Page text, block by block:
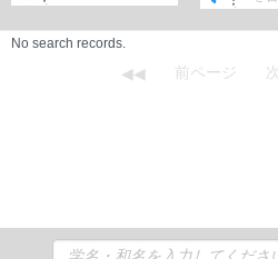
No search records.